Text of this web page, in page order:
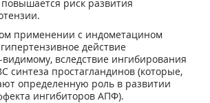
риск развития
применении с индометацином
действие
вследствие ингибирования
синтеза простагландинов (которые,
определенную роль в развитии
ингибиторов АПФ).